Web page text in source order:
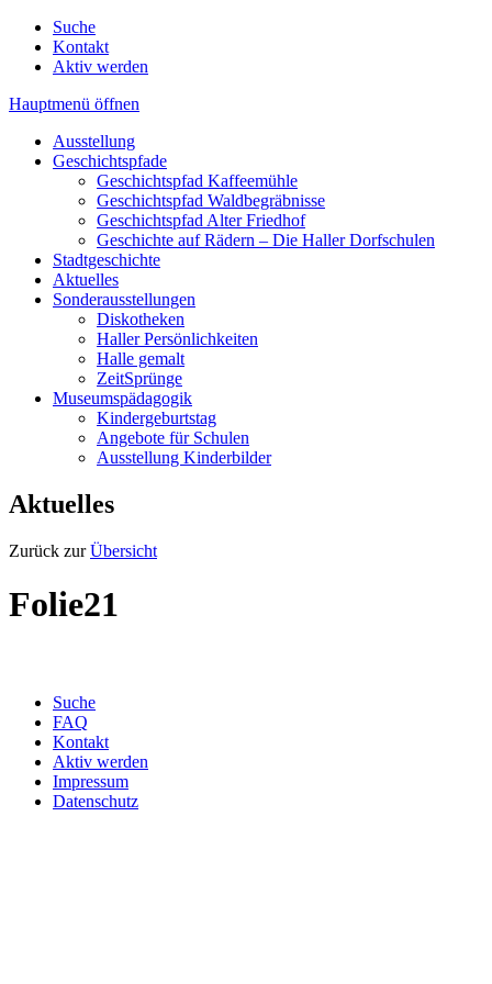
Suche
Kontakt
Aktiv werden
Hauptmenü öffnen
Ausstellung
Geschichtspfade
Geschichtspfad Kaffeemühle
Geschichtspfad Waldbegräbnisse
Geschichtspfad Alter Friedhof
Geschichte auf Rädern – Die Haller Dorfschulen
Stadtgeschichte
Aktuelles
Sonderausstellungen
Diskotheken
Haller Persönlichkeiten
Halle gemalt
ZeitSprünge
Museumspädagogik
Kindergeburtstag
Angebote für Schulen
Ausstellung Kinderbilder
Aktuelles
Zurück zurÜbersicht
Folie21
Suche
FAQ
Kontakt
Aktiv werden
Impressum
Datenschutz